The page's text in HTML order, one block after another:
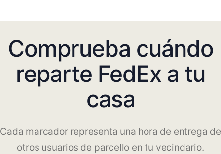
Comprueba cuándo
reparte FedEx a tu
casa
Cada marcador representa una hora de entrega de
otros usuarios de parcello en tu vecindario.